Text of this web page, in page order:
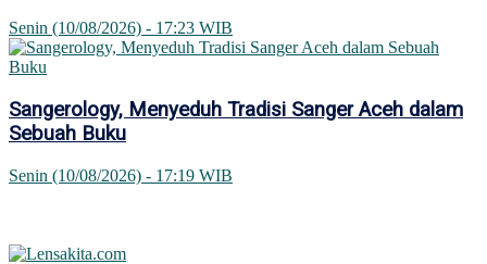
Senin (10/08/2026) - 17:23 WIB
Sangerology, Menyeduh Tradisi Sanger Aceh dalam
Sebuah Buku
Senin (10/08/2026) - 17:19 WIB